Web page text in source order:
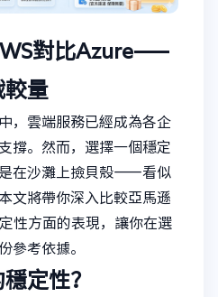
對比Azure——
較量
，雲端服務已經成為各企
撐。然而，選擇一個穩定
在沙灘上撿貝殼——看似
文將帶你深入比較亞馬遜
性方面的表現，讓你在選
參考依據。
定性？